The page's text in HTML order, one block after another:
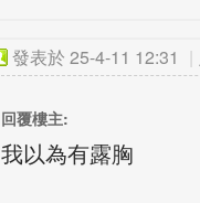
發表於 25-4-11 12:31 |
回覆樓主:
我以為有露胸